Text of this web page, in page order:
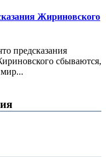
Жириновского
предсказания
сбываются,